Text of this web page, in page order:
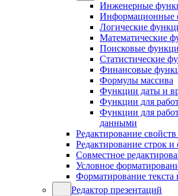
Инженерные
Информационные
Логические
Математические
Поисковые
Статистические
Финансовые
Формулы массива
Функции даты и
Функции для
Функции для
данными
Редактирование свойств
Редактирование строк и
Совместное
Условное
Форматирование текста
Редактор презентаций